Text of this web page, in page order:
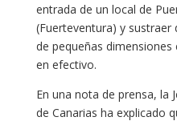
entrada de un local de
(Fuerteventura) y
de pequeñas
en efectivo.
En una nota de prensa, la
de Canarias ha explicado